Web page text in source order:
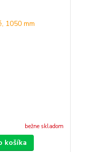
bežne skladom
košíka